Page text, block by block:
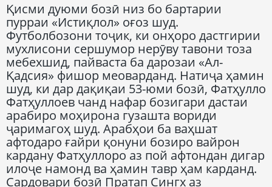
Қисми дуюми бозӣ низ бо бартарии
пурраи «Истиқлол» оғоз шуд.
Футболбозони тоҷик, ки онҳоро дастгирии
мухлисони сершумор нерӯву тавони тоза
мебехшид, пайваста ба дарозаи «Ал-
Қадсия» фишор меоварданд. Натиҷа ҳамин
шуд, ки дар дақиқаи 53-юми бозӣ, Фатҳулло
Фатҳуллоев чанд нафар бозигари дастаи
арабиро моҳирона гузашта вориди
ҷаримагоҳ шуд. Арабҳои ба ваҳшат
афтодаро ғайри қонуни бозиро вайрон
кардану Фатҳуллоро аз пой афтондан дигар
илоҷе намонд ва ҳамин тавр ҳам карданд.
Сардовари бозӣ Пратап Сингх аз